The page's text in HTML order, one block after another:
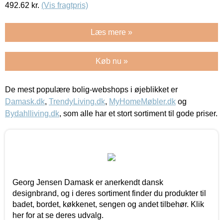
492.62 kr. (Vis fragtpris)
Læs mere »
Køb nu »
De mest populære bolig-webshops i øjeblikket er
Damask.dk, TrendyLiving.dk, MyHomeMøbler.dk og
Bydahlliving.dk, som alle har et stort sortiment til gode priser.
Georg Jensen Damask er anerkendt dansk
designbrand, og i deres sortiment finder du produkter til
badet, bordet, køkkenet, sengen og andet tilbehør. Klik
her for at se deres udvalg.